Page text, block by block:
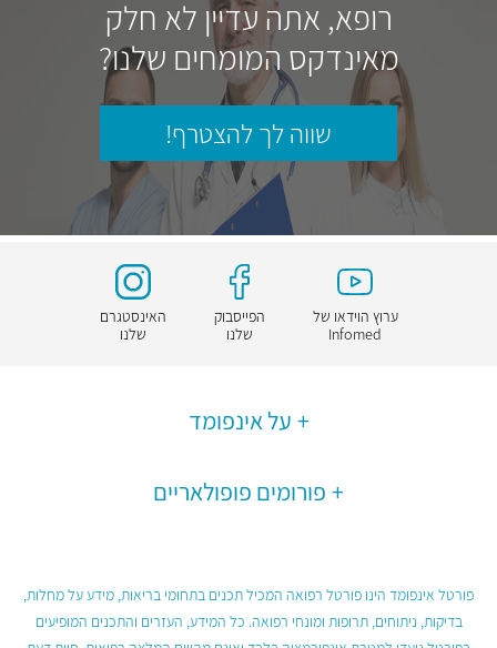
רופא, אתה עדיין לא חלק
מאינדקס המומחים שלנו?
שווה לך להצטרף!
ערוץ הוידאו של
Infomed
הפייסבוק
שלנו
האינסטגרם
שלנו
על אינפומד
פורומים פופולאריים
פורטל אינפומד הינו פורטל רפואה המכיל תכנים בתחומי בריאות, מידע על מחלות,
בדיקות, ניתוחים, תרופות ומונחי רפואה. כל המידע, העזרים והתכנים המופיעים